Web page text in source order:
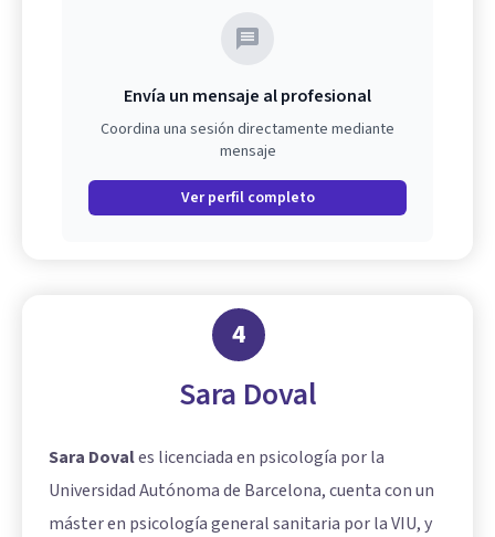
Envía un mensaje al profesional
Coordina una sesión directamente mediante
mensaje
Ver perfil completo
4
Sara Doval
Sara Dovales licenciada en psicología por la
Universidad Autónoma de Barcelona, cuenta con un
máster en psicología general sanitaria por la VIU, y